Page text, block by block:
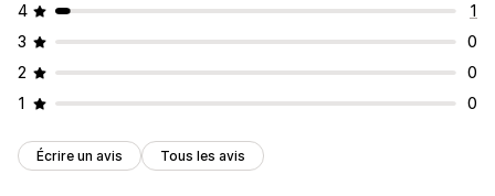
4
1
3
0
2
0
1
0
Écrire un avis Tous les avis